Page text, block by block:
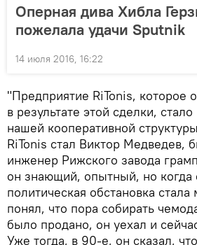
Оперная дива Хибла
пожелала удачи Sputnik
14 июля 2016, 16:22
"Предприятие RiTonis, которое
в результате этой сделки,
нашей кооперативной
RiTonis стал Виктор Медведев,
инженер Рижского завода
он знающий, опытный, но когда
политическая обстановка стала
понял, что пора собирать
было продано, он уехал и
Уже тогда, в 90-е, он сказал,